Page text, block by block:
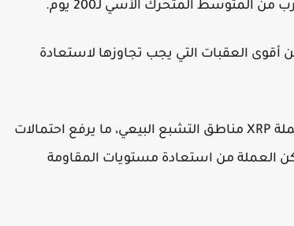
بين 1.4355 و1.5237 دولار واحدة من أقوى العقبات التي يجب تجاوزها لاستعادة
وكما هو الحال مع BTC وETH، دخل مؤشر Stochastic RSI لعملة XRP مناطق التشبع البيعي، ما يرفع احتمالات
العملة من استعادة مستويات المقاومة